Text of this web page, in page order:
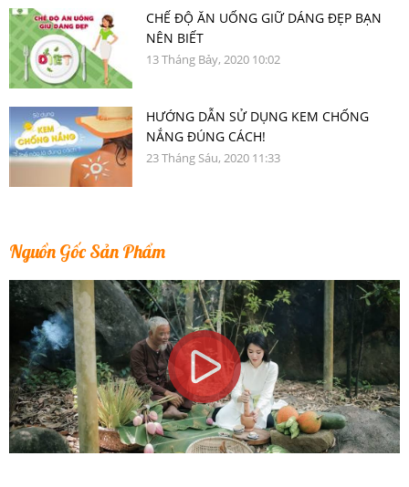
CHẾ ĐỘ ĂN UỐNG GIỮ DÁNG ĐẸP BẠN
NÊN BIẾT
13 Tháng Bảy, 2020 10:02
HƯỚNG DẪN SỬ DỤNG KEM CHỐNG
NẮNG ĐÚNG CÁCH!
23 Tháng Sáu, 2020 11:33
Nguồn Gốc Sản Phẩm